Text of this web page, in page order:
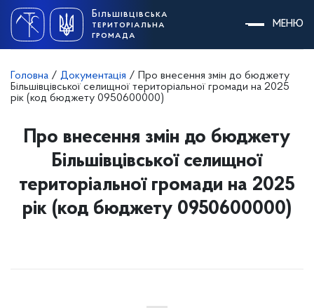
content
Більшівцівська
територіальна
громада
МЕНЮ
Головна / Документація /
Про внесення змін до бюджету
Більшівцівської селищної територіальної громади на 2025
рік (код бюджету 0950600000)
Про внесення змін до бюджету
Більшівцівської селищної
територіальної громади на 2025
рік (код бюджету 0950600000)